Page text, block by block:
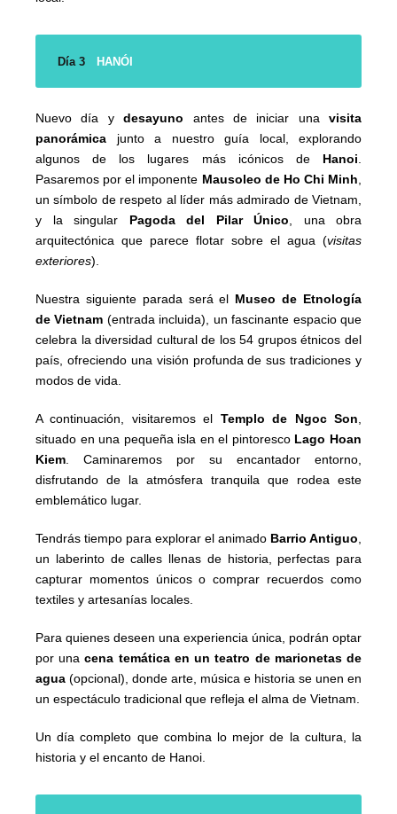
Día 3 HANÓI
Nuevo día ydesayuno antes de iniciar unavisita
panorámica junto a nuestro guía local, explorando
algunos de los lugares más icónicos de Hanoi.
Pasaremos por el imponente Mausoleo de Ho Chi Minh,
un símbolo de respeto al líder más admirado de Vietnam,
y la singular Pagoda del Pilar Único, una obra
arquitectónica que parece flotar sobre el agua (visitas
exteriores).
Nuestra siguiente parada será el Museo de Etnología
de Vietnam (entrada incluida), un fascinante espacio que
celebra la diversidad cultural de los 54 grupos étnicos del
país, ofreciendo una visión profunda de sus tradiciones y
modos de vida.
A continuación, visitaremos el Templo de Ngoc Son,
situado en una pequeña isla en el pintoresco Lago Hoan
Kiem. Caminaremos por su encantador entorno,
disfrutando de la atmósfera tranquila que rodea este
emblemático lugar.
Tendrás tiempo para explorar el animado Barrio Antiguo,
un laberinto de calles llenas de historia, perfectas para
capturar momentos únicos o comprar recuerdos como
textiles y artesanías locales.
Para quienes deseen una experiencia única, podrán optar
por unacena temática en un teatro de marionetas de
agua (opcional), donde arte, música e historia se unen en
un espectáculo tradicional que refleja el alma de Vietnam.
Un día completo que combina lo mejor de la cultura, la
historia y el encanto de Hanoi.